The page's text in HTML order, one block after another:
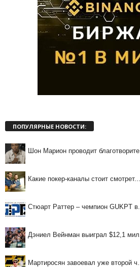
ПОПУЛЯРНЫЕ НОВОСТИ:
Шон Марион проводит
Какие покер-каналы стоит смотрет...
Стюарт Раттер – чемпион GUKPT в...
Дэниел Вейнман выиграл $12,1
Мартиросян завоевал уже второй ч...